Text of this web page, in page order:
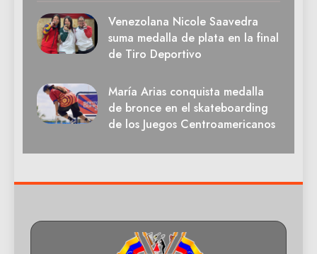
Venezolana Nicole Saavedra
suma medalla de plata en la final
de Tiro Deportivo
María Arias conquista medalla
de bronce en el skateboarding
de los Juegos Centroamericanos